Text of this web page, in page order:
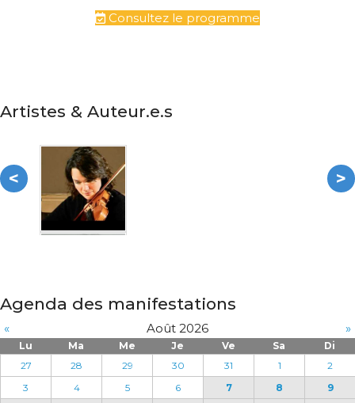
Consultez le programme
Artistes & Auteur.e.s
< >
Agenda des manifestations
« Août 2026 »
Lu Ma Me Je Ve Sa
Di
27
28 29 30 31 1
2
3
4 5 6 7 8
9